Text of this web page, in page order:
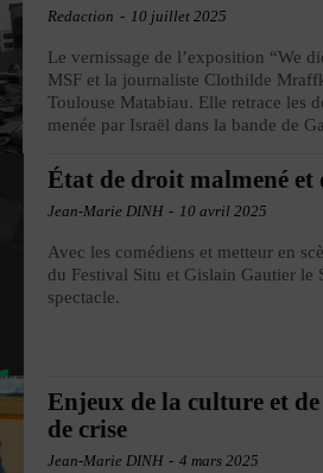
Redaction - 10 juillet 2025
Le vernissage de l’exposition “We
MSF et la journaliste Clothilde
Toulouse Matabiau. Elle retrace les
menée par Israël dans la bande de
État de droit malmené et
Jean-Marie DINH - 10 avril 2025
Avec les comédiens et metteur en
du Festival Situ et Gislain Gautier le
spectacle.
Enjeux de la culture et
de crise
Jean-Marie DINH - 4 mars 2025